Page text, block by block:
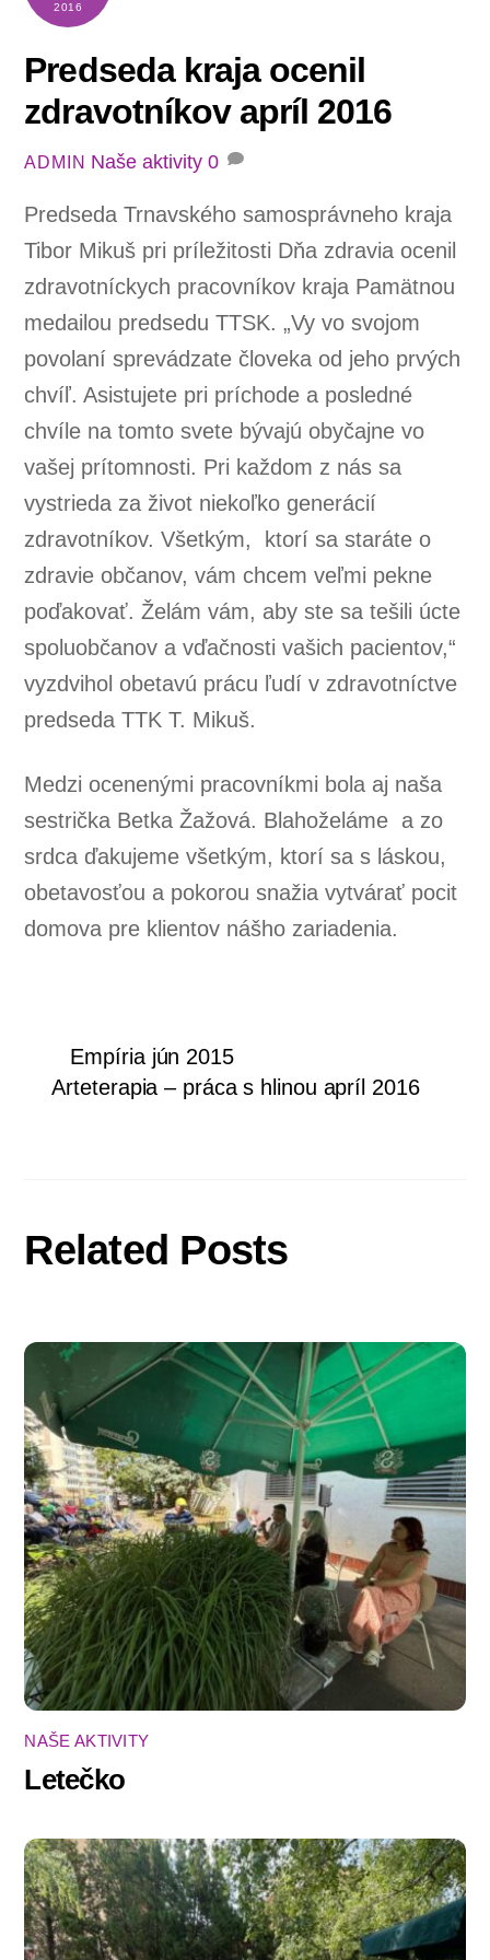
2016
Predseda kraja ocenil
zdravotníkov apríl 2016
ADMIN Naše aktivity 0
Predseda Trnavského samosprávneho kraja
Tibor Mikuš pri príležitosti Dňa zdravia ocenil
zdravotníckych pracovníkov kraja Pamätnou
medailou predsedu TTSK. „Vy vo svojom
povolaní sprevádzate človeka od jeho prvých
chvíľ. Asistujete pri príchode a posledné
chvíle na tomto svete bývajú obyčajne vo
vašej prítomnosti. Pri každom z nás sa
vystrieda za život niekoľko generácií
zdravotníkov. Všetkým, ktorí sa staráte o
zdravie občanov, vám chcem veľmi pekne
poďakovať. Želám vám, aby ste sa tešili úcte
spoluobčanov a vďačnosti vašich pacientov,“
vyzdvihol obetavú prácu ľudí v zdravotníctve
predseda TTK T. Mikuš.
Medzi ocenenými pracovníkmi bola aj naša
sestrička Betka Žažová. Blahoželáme a zo
srdca ďakujeme všetkým, ktorí sa s láskou,
obetavosťou a pokorou snažia vytvárať pocit
domova pre klientov nášho zariadenia.
Empíria jún 2015
Arteterapia – práca s hlinou apríl 2016
Related Posts
NAŠE AKTIVITY
Letečko